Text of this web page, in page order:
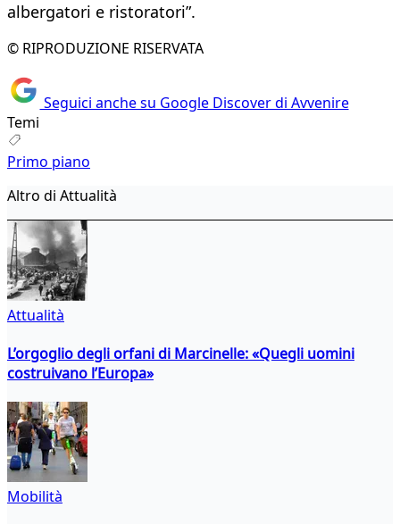
albergatori e ristoratori”.
© RIPRODUZIONE RISERVATA
Seguici anche su Google Discover di Avvenire
Temi
Primo piano
Altro di Attualità
Attualità
L’orgoglio degli orfani di Marcinelle: «Quegli uomini
costruivano l’Europa»
Mobilità